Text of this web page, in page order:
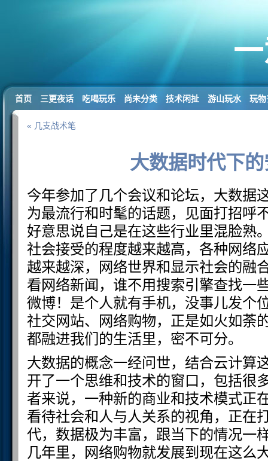
首页 三更夜话 吃喝玩乐 尚未分类 技术闲扯 游山玩水 玩物
« 几支战术笔
大数据时代下
今年参加了几个会议和论坛，大数据
为最流行和时髦的话题，见面打招呼
好意思说自己是在这些行业里混脸熟
社会接受的程度越来越高，各种网络
越来越深，网络世界和显示社会的融
看网络新闻，谁不用搜索引擎查找一
微博！是个人就有手机，没事儿发个
社交网站、网络购物，正是如火如荼
都融进我们的生活里，密不可分。
大数据的概念一经问世，结合云计算
开了一个思维和技术的窗口，包括很
者来说，一种新的商业和技术模式正
看待社会和人与人关系的视角，正在
代，数据极为丰富，跟当下的情况一
几年里，网络购物就发展到现在这么